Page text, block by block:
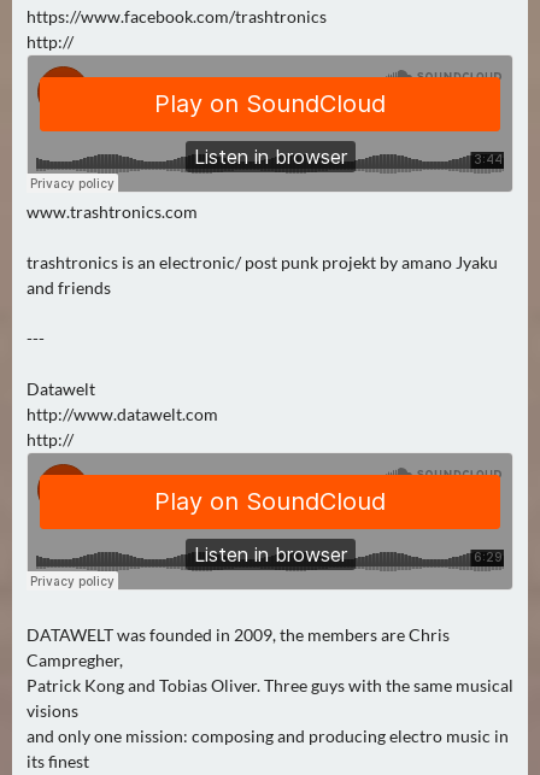
https://www.facebook.com/trashtronics
http://
www.trashtronics.com
trashtronics is an electronic/ post punk projekt by amano Jyaku
and friends
---
Datawelt
http://www.datawelt.com
http://
DATAWELT was founded in 2009, the members are Chris
Campregher,
Patrick Kong and Tobias Oliver. Three guys with the same musical
visions
and only one mission: composing and producing electro music in
its finest